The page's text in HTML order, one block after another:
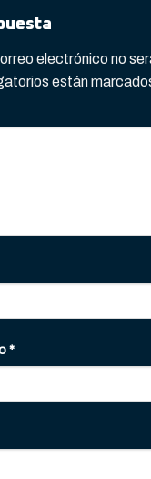
electrónico no
están
*